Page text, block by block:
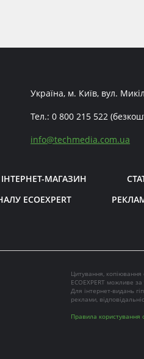
Україна, м. Київ, вул.
Тел.: 0 800 215 522
info@techmedia.com.ua
ІНТЕРНЕТ-МАГАЗИН
ECOEXPERT
Цитування,
ECOEXPERT можливе
Для інтернет-видань
реклами,
Правила користування